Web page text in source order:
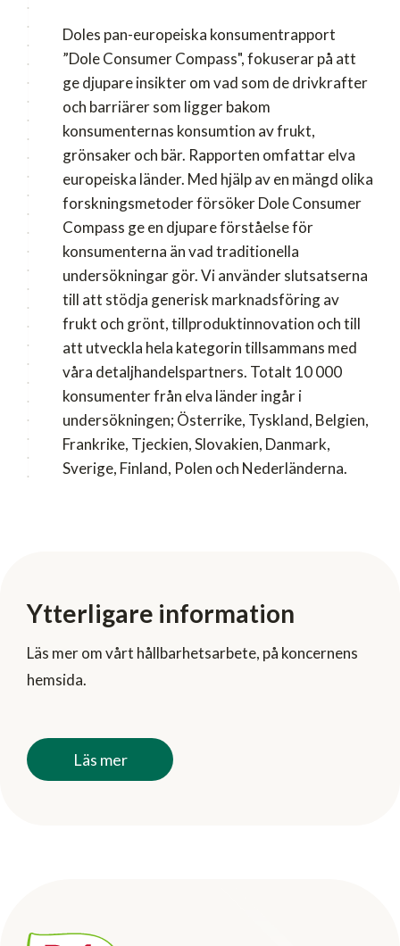
Doles pan-europeiska konsumentrapport
”Dole Consumer Compass", fokuserar på att
ge djupare insikter om vad som de drivkrafter
och barriärer som ligger bakom
konsumenternas konsumtion av frukt,
grönsaker och bär. Rapporten omfattar elva
europeiska länder. Med hjälp av en mängd olika
forskningsmetoder försöker Dole Consumer
Compass ge en djupare förståelse för
konsumenterna än vad traditionella
undersökningar gör. Vi använder slutsatserna
till att stödja generisk marknadsföring av
frukt och grönt, tillproduktinnovation och till
att utveckla hela kategorin tillsammans med
våra detaljhandelspartners. Totalt 10 000
konsumenter från elva länder ingår i
undersökningen; Österrike, Tyskland, Belgien,
Frankrike, Tjeckien, Slovakien, Danmark,
Sverige, Finland, Polen och Nederländerna.
Ytterligare information
Läs mer om vårt hållbarhetsarbete, på koncernens
hemsida.
Läs mer